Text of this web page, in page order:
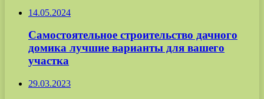
14.05.2024
Самостоятельное строительство дачного
домика лучшие варианты для вашего
участка
29.03.2023